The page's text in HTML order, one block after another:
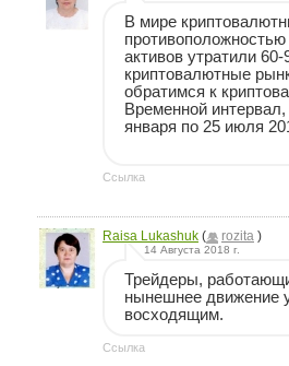
В мире
активов утратили
криптовалютные
обратимся к
Временной
января по 25 июля
Ссылка
Raisa Lukashuk ( rozita )
14 Августа 2018 г.
Трейдеры,
нынешнее движение
восходящим.
Ссылка